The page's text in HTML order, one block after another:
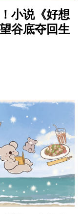
小说《好想
谷底夺回生